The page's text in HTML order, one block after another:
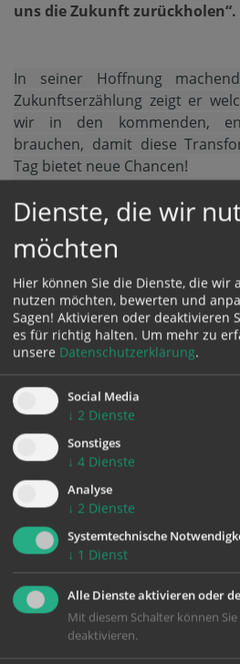
uns die Zukunft zurückholen“.
In seiner Hoffnung
Zukunftserzählung zeigt er
wir in den kommenden,
brauchen, damit diese
Tag bietet neue Chancen!
setzende Vision zeigt, wie
Klimawende aussehen kann
Unverklärt, realistisch, Mut
Rudi Anschober, geb.
Volksschullehrer und
Landesrat für
Oberösterreich. Von Jän. 2020
er Sozial- und
Bundesregierung.
Das Katholische Bildungswerk
herzlich dazu ein und freut
Veranstaltung findet um
Mittelschule Baumgartenberg
Dienste, die wir
möchten
Hier können Sie die Dienste, die wir
nutzen möchten, bewerten und
Sagen! Aktivieren oder deaktivieren
es für richtig halten. Um mehr zu
unsere Datenschutzerklärung.
Social Media
↓ 2 Dienste
Sonstiges
↓ 4 Dienste
Analyse
↓ 2 Dienste
Systemtechnische
↓ 1 Dienst
Alle Dienste aktivieren oder
Mit diesem Schalter können
deaktivieren.